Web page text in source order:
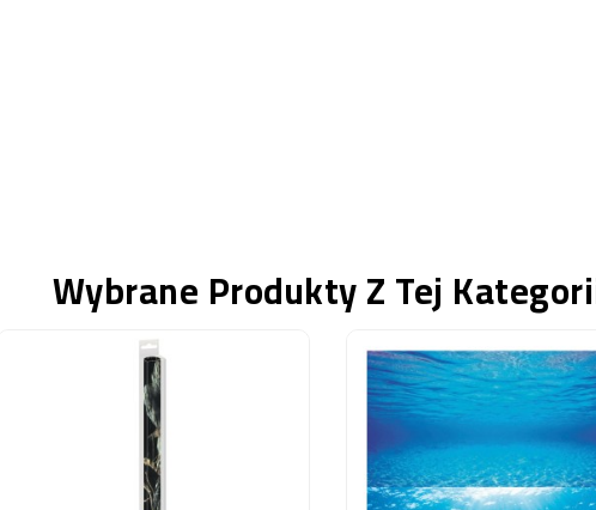
Wybrane Produkty Z Tej